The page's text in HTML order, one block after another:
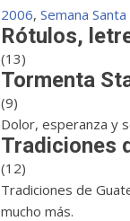
2006, Semana
Rótulos,
(13)
Tormenta
(9)
Dolor, esperanza y
Tradiciones
(12)
Tradiciones de
mucho más.